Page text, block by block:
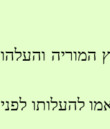
והעלהו
להעלותו לפני